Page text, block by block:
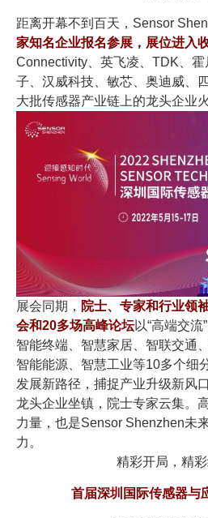
距离开幕不到百天，Sensor
家知名企业报名参展，展位进入
Connectivity、英飞凌、TDK、
子、汉威科技、敏芯、奥迪威、
大批传感器产业链上的龙头企业
展会同期， 院士、专家和行业领
会和20多场高峰论坛以“高端交流
智能终端、智慧家居、智联交通
智能能源、智慧工业等10多个细
发展新路径，捕捉产业升级新风口
龙头企业坐镇，院士专家云集。
力量，也是Sensor Shenzhen未
力。
精彩开局，精彩
首届深圳国际传感器与